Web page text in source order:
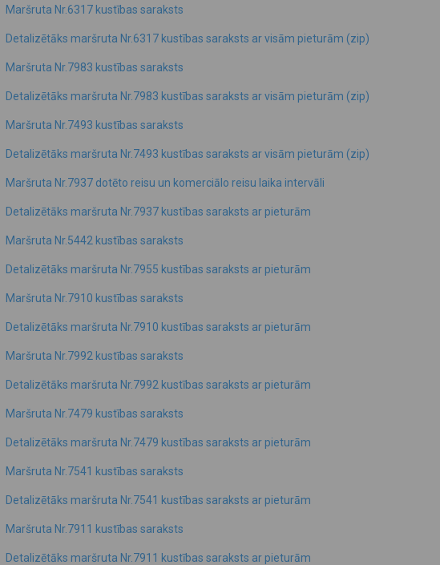
Maršruta Nr.6317 kustības saraksts
Detalizētāks maršruta Nr.6317 kustības saraksts ar visām pieturām (zip)
Maršruta Nr.7983 kustības saraksts
Detalizētāks maršruta Nr.7983 kustības saraksts ar visām pieturām (zip)
Maršruta Nr.7493 kustības saraksts
Detalizētāks maršruta Nr.7493 kustības saraksts ar visām pieturām (zip)
Maršruta Nr.7937 dotēto reisu un komerciālo reisu laika intervāli
Detalizētāks maršruta Nr.7937 kustības saraksts ar pieturām
Maršruta Nr.5442 kustības saraksts
Detalizētāks maršruta Nr.7955 kustības saraksts ar pieturām
Maršruta Nr.7910 kustības saraksts
Detalizētāks maršruta Nr.7910 kustības saraksts ar pieturām
Maršruta Nr.7992 kustības saraksts
Detalizētāks maršruta Nr.7992 kustības saraksts ar pieturām
Maršruta Nr.7479 kustības saraksts
Detalizētāks maršruta Nr.7479 kustības saraksts ar pieturām
Maršruta Nr.7541 kustības saraksts
Detalizētāks maršruta Nr.7541 kustības saraksts ar pieturām
Maršruta Nr.7911 kustības saraksts
Detalizētāks maršruta Nr.7911 kustības saraksts ar pieturām